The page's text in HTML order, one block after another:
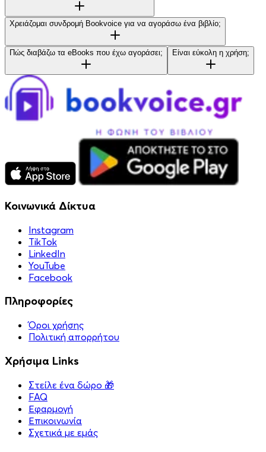
Χρειάζομαι συνδρομή Bookvoice για να αγοράσω ένα βιβλίο;
Πώς διαβάζω τα eBooks που έχω αγοράσει; Είναι εύκολη η χρήση;
Κοινωνικά Δίκτυα
Instagram
TikTok
LinkedIn
YouTube
Facebook
Πληροφορίες
Όροι χρήσης
Πολιτική απορρήτου
Χρήσιμα Links
Στείλε ένα δώρο 🎁
FAQ
Εφαρμογή
Επικοινωνία
Σχετικά με εμάς